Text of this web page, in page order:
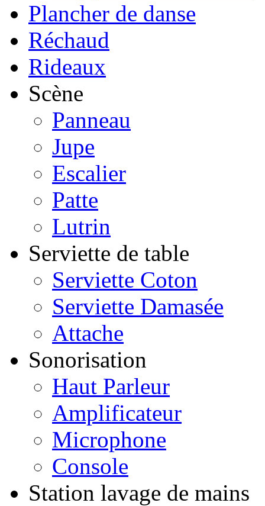
Plancher de danse
Réchaud
Rideaux
Scène
Panneau
Jupe
Escalier
Patte
Lutrin
Serviette de table
Serviette Coton
Serviette Damasée
Attache
Sonorisation
Haut Parleur
Amplificateur
Microphone
Console
Station lavage de mains